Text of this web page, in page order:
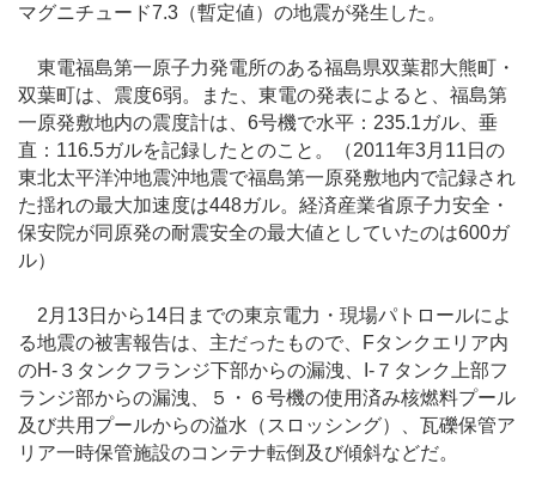
マグニチュード7.3（暫定値）の地震が発生した。
東電福島第一原子力発電所のある福島県双葉郡大熊町・
双葉町は、震度6弱。また、東電の発表によると、福島第
一原発敷地内の震度計は、6号機で水平：235.1ガル、垂
直：116.5ガルを記録したとのこと。（2011年3月11日の
東北太平洋沖地震沖地震で福島第一原発敷地内で記録され
た揺れの最大加速度は448ガル。経済産業省原子力安全・
保安院が同原発の耐震安全の最大値としていたのは600ガ
ル）
2月13日から14日までの東京電力・現場パトロールによ
る地震の被害報告は、主だったもので、Fタンクエリア内
のH-３タンクフランジ下部からの漏洩、I-７タンク上部フ
ランジ部からの漏洩、５・６号機の使用済み核燃料プール
及び共用プールからの溢水（スロッシング）、瓦礫保管ア
リア一時保管施設のコンテナ転倒及び傾斜などだ。